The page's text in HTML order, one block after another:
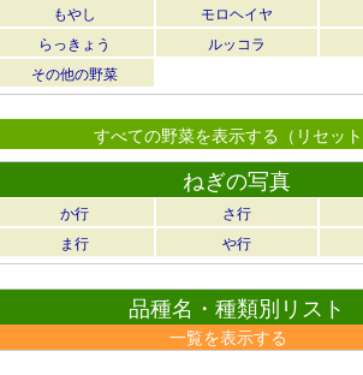
もやし モロヘイヤ
らっきょう ルッコラ
その他の野菜
すべての野菜を表示する（リセット
ねぎの写真
か行 さ行
ま行 や行
品種名・種類別リスト
一覧を表示する